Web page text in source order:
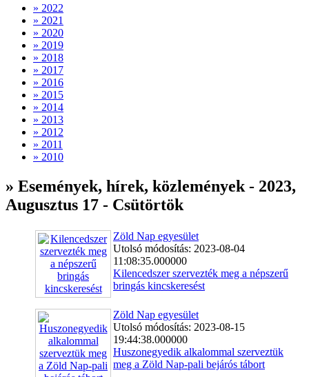
» 2022
» 2021
» 2020
» 2019
» 2018
» 2017
» 2016
» 2015
» 2014
» 2013
» 2012
» 2011
» 2010
» Események, hírek, közlemények - 2023,
Augusztus 17 - Csütörtök
Zöld Nap egyesület
Utolsó módosítás: 2023-08-04
11:08:35.000000
Kilencedszer szervezték meg a népszerű
bringás kincskeresést
Zöld Nap egyesület
Utolsó módosítás: 2023-08-15
19:44:38.000000
Huszonegyedik alkalommal szerveztük
meg a Zöld Nap-pali bejárós tábort